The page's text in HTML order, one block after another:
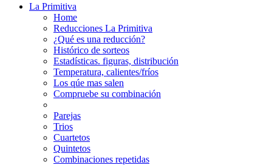
La Primitiva
Home
Reducciones La Primitiva
¿Qué es una reducción?
Histórico de sorteos
Estadísticas. figuras, distribución
Temperatura, calientes/fríos
Los qúe mas salen
Compruebe su combinación
Parejas
Trios
Cuartetos
Quintetos
Combinaciones repetidas